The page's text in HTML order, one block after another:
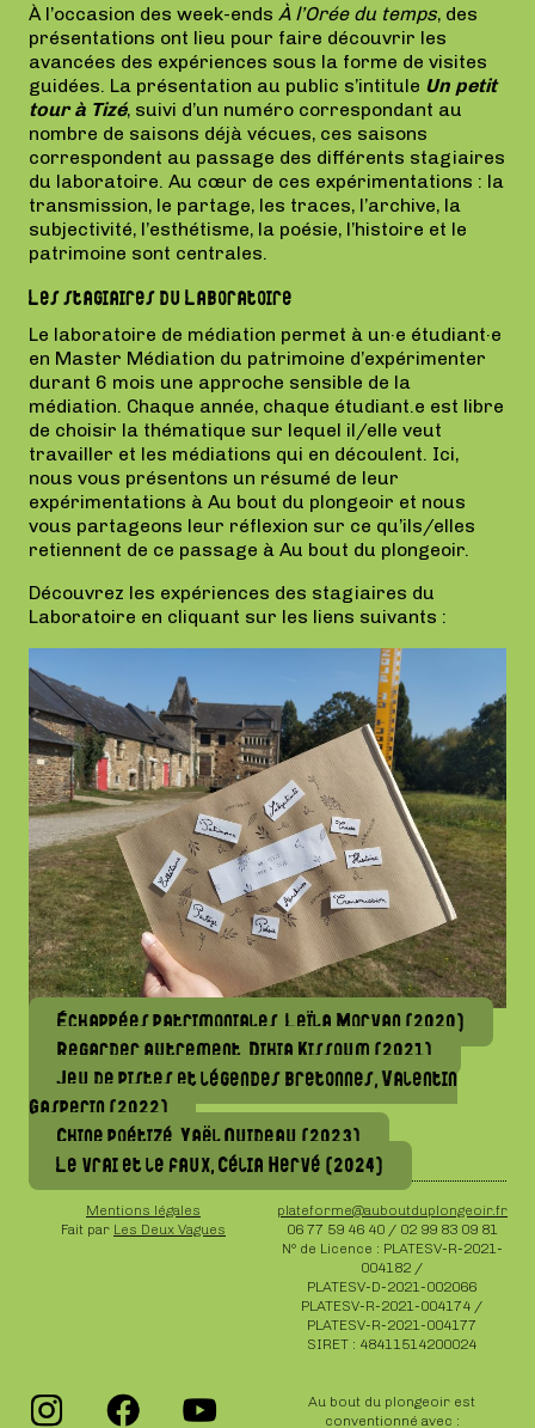
À l’occasion des week-ends À l’Orée du temps, des
présentations ont lieu pour faire découvrir les
avancées des expériences sous la forme de visites
guidées. La présentation au public s’intitule Un petit
tour à Tizé, suivi d’un numéro correspondant au
nombre de saisons déjà vécues, ces saisons
correspondent au passage des différents stagiaires
du laboratoire. Au cœur de ces expérimentations : la
transmission, le partage, les traces, l’archive, la
subjectivité, l’esthétisme, la poésie, l’histoire et le
patrimoine sont centrales.
Les stagiaires du Laboratoire
Le laboratoire de médiation permet à un·e étudiant·e
en Master Médiation du patrimoine d’expérimenter
durant 6 mois une approche sensible de la
médiation. Chaque année, chaque étudiant.e est libre
de choisir la thématique sur lequel il/elle veut
travailler et les médiations qui en découlent. Ici,
nous vous présentons un résumé de leur
expérimentations à Au bout du plongeoir et nous
vous partageons leur réflexion sur ce qu’ils/elles
retiennent de ce passage à Au bout du plongeoir.
Découvrez les expériences des stagiaires du
Laboratoire en cliquant sur les liens suivants :
Échappées patrimoniales, Leïla Morvan (2020)
Regarder autrement, Dihia Kissoum (2021)
Jeu de pistes et légendes bretonnes, Valentin
Gasperin (2022)
Chine poétizé, Yaël Quideau (2023)
Le vrai et le faux, Célia Hervé (2024)
Mentions légales
Fait par Les Deux Vagues
plateforme@auboutduplongeoir.fr
06 77 59 46 40 / 02 99 83 09 81
N° de Licence : PLATESV-R-2021-
004182 /
PLATESV-D-2021-002066
PLATESV-R-2021-004174 /
PLATESV-R-2021-004177
SIRET : 48411514200024
Au bout du plongeoir est
conventionné avec :